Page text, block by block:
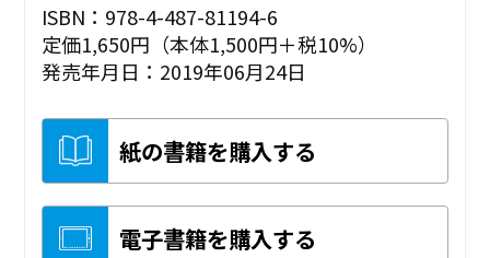
ISBN：978-4-487-81194-6
定価1,650円（本体1,500円＋税10%）
発売年月日：2019年06月24日
紙の書籍を購入する
電子書籍を購入する